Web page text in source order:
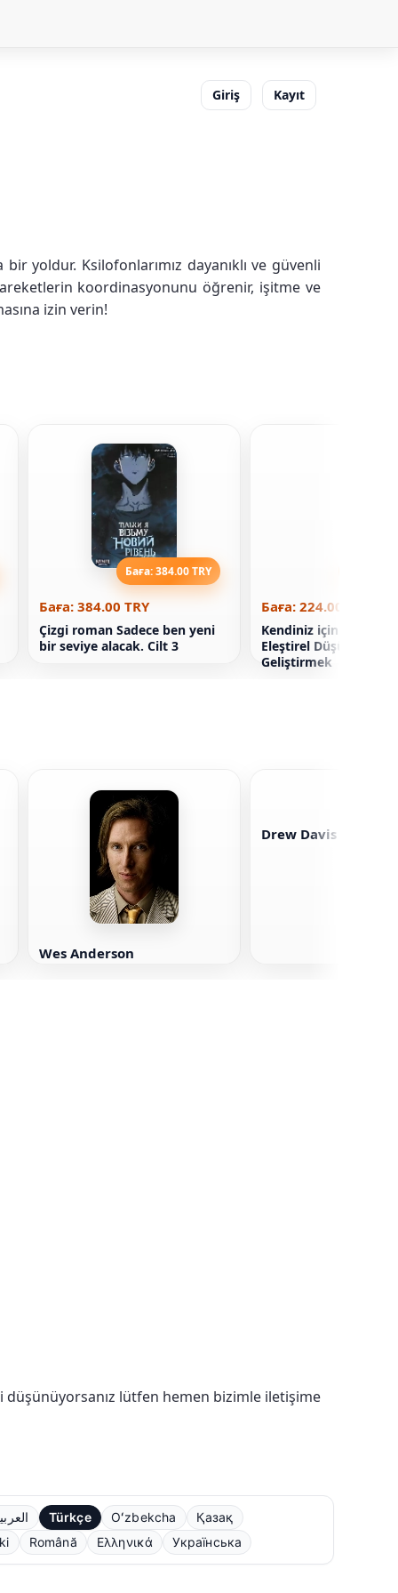
Giriş Kayıt
yoldur. Ksilofonlarımız dayanıklı ve güvenli
koordinasyonunu öğrenir, işitme ve
izin verin!
Баға: 384.00 TRY
Баға: 384.00 TRY
Çizgi roman Sadece ben yeni
bir seviye alacak. Cilt 3
Баға: 224.00 TRY
Kendiniz için
Eleştirel Düşünmeyi
Geliştirmek
Wes Anderson
Drew Davis
lütfen hemen bizimle iletişime
Türkçe Oʻzbekcha
Қазақ
Română Ελληνικά Українська